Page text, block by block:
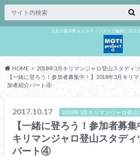
人生の選択肢をスタディツアーで無限に広げ
HOME
2018年3月キリマンジャロ登山スタディ
【一緒に登ろう！参加者募集中！】2018年3月キリ
加者紹介パート④
2017.10.17 2018年3月キリマンジャロ登山
【一緒に登ろう！参加者募
キリマンジャロ登山スタデ
パート④